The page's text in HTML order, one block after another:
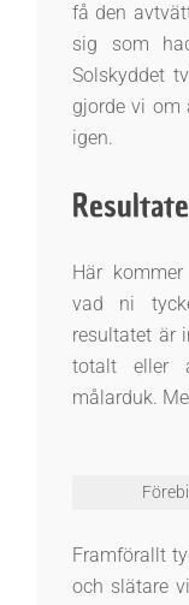
få den
sig som
Solskyddet
gjorde vi om
igen.
Här
vad ni
resultatet är
totalt eller
målarduk.
Framförallt
och slätare